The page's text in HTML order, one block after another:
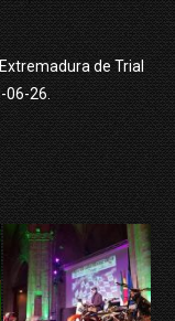
de Trial
06-26.